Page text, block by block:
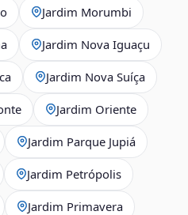
Jardim Morumbi
Jardim Nova Iguaçu
Jardim Nova Suíça
Jardim Oriente
Jardim Parque Jupiá
Jardim Petrópolis
Jardim Primavera